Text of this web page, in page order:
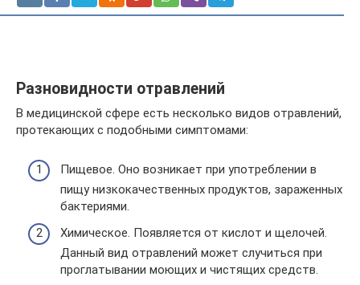
Разновидности отравлений
В медицинской сфере есть несколько видов отравлений,
протекающих с подобными симптомами:
Пищевое. Оно возникает при употреблении в
пищу низкокачественных продуктов, зараженных
бактериями.
Химическое. Появляется от кислот и щелочей.
Данный вид отравлений может случиться при
проглатывании моющих и чистящих средств.